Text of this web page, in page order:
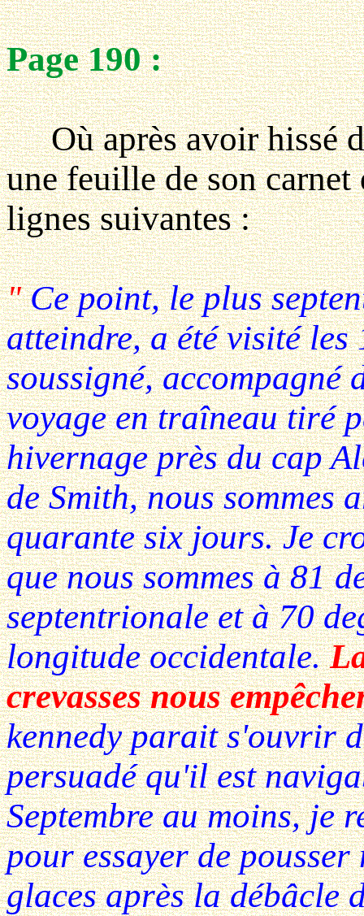
Page 190 :
Où après avoir hissé
une feuille de son
lignes suivantes :
" Ce point, le plus
atteindre, a été visité
soussigné, accompagné
voyage en traîneau tiré
hivernage près du cap
de Smith, nous sommes
quarante six jours. Je
que nous sommes à 81
septentrionale et à 70
longitude occidentale.
crevasses nous
kennedy parait s'ouvrir
persuadé qu'il est
Septembre au moins, je
pour essayer de
glaces après la débâcle